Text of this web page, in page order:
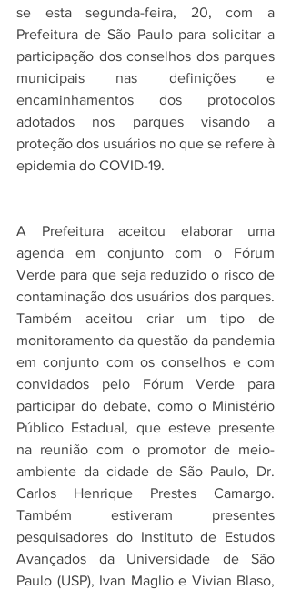
se esta segunda-feira, 20, com a
Prefeitura de São Paulo para solicitar a
participação dos conselhos dos parques
municipais nas definições e
encaminhamentos dos protocolos
adotados nos parques visando a
proteção dos usuários no que se refere à
epidemia do COVID-19.
A Prefeitura aceitou elaborar uma
agenda em conjunto com o Fórum
Verde para que seja reduzido o risco de
contaminação dos usuários dos parques.
Também aceitou criar um tipo de
monitoramento da questão da pandemia
em conjunto com os conselhos e com
convidados pelo Fórum Verde para
participar do debate, como o Ministério
Público Estadual, que esteve presente
na reunião com o promotor de meio-
ambiente da cidade de São Paulo, Dr.
Carlos Henrique Prestes Camargo.
Também estiveram presentes
pesquisadores do Instituto de Estudos
Avançados da Universidade de São
Paulo (USP), Ivan Maglio e Vivian Blaso,